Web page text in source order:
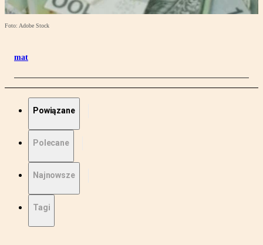
Foto: Adobe Stock
mat
Powiązane
Polecane
Najnowsze
Tagi